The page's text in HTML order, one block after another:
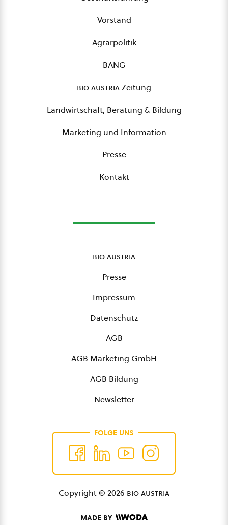
Vorstand
Agrarpolitik
BANG
bio austriaZeitung
Landwirtschaft, Beratung & Bildung
Marketing und Information
Presse
Kontakt
bio austria
Presse
Impressum
Datenschutz
AGB
AGB Marketing GmbH
AGB Bildung
Newsletter
FOLGE UNS
Copyright © 2026 bio austria
MADE BY